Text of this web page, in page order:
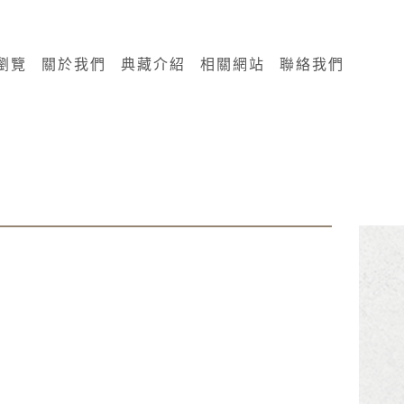
覽 關於我們 典藏介紹 相關網站 聯絡我們